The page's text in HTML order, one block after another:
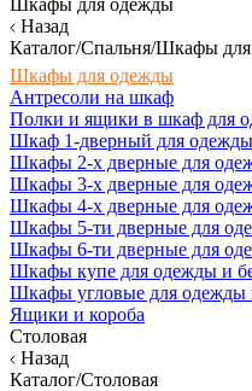
Шкафы для одежды
Назад
Каталог/Спальня/Шкафы
Шкафы для одежды
Антресоли на шкаф
Полки и ящики в шкаф для
Шкаф 1-дверный для одежды
Шкафы 2-х дверные для
Шкафы 3-х дверные для
Шкафы 4-х дверные для
Шкафы 5-ти дверные для
Шкафы 6-ти дверные для
Шкафы купе для одежды и
Шкафы угловые для одежды
Ящики и короба
Столовая
Назад
Каталог/Столовая